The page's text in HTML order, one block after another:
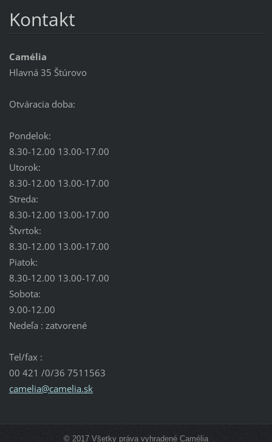
Kontakt
Camélia
Hlavná 35 Štúrovo
Otváracia doba:
Pondelok:
8.30-12.00 13.00-17.00
Utorok:
8.30-12.00 13.00-17.00
Streda:
8.30-12.00 13.00-17.00
Štvrtok:
8.30-12.00 13.00-17.00
Piatok:
8.30-12.00 13.00-17.00
Sobota:
9.00-12.00
Nedeľa : zatvorené
Tel/fax :
00 421 /0/36 7511563
camelia@camelia.sk
© 2017 Všetky práva vyhradené Camélia